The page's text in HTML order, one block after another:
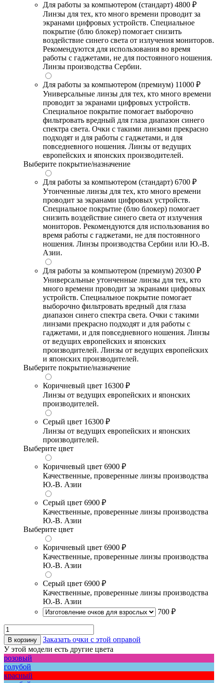
Для работы за компьютером (стандарт) 4800 ₽
Линзы для тех, кто много времени проводит за
экранами цифровых устройств. Специальное
покрытие (блю блокер) помогает снизить
воздействие синего света от излучения мониторов.
Рекомендуются для использования во время
работы с гаджетами, не для постоянного ношения.
Линзы производства Сербии.
Для работы за компьютером (премиум) 11000 ₽
Универсальные линзы для тех, кто много времени
проводит за экранами цифровых устройств.
Специальное покрытие помогает выборочно
фильтровать вредный для глаза диапазон синего
спектра света. Очки с такими линзами прекрасно
подходят и для работы с гаджетами, и для
повседневного ношения. Линзы от ведущих
европейских и японских производителей.
Выберите покрытие/назначение
Для работы за компьютером (стандарт) 6700 ₽
Утонченные линзы для тех, кто много времени
проводит за экранами цифровых устройств.
Специальное покрытие (блю блокер) помогает
снизить воздействие синего света от излучения
мониторов. Рекомендуются для использования во
время работы с гаджетами, не для постоянного
ношения. Линзы производства Сербии или Ю.-В.
Азии.
Для работы за компьютером (премиум) 20300 ₽
Универсальные утонченные линзы для тех, кто
много времени проводит за экранами цифровых
устройств. Специальное покрытие помогает
выборочно фильтровать вредный для глаза
диапазон синего спектра света. Очки с такими
линзами прекрасно подходят и для работы с
гаджетами, и для повседневного ношения. Линзы
от ведущих европейских и японских
производителей. Линзы от ведущих европейских
и японских производителей.
Выберите покрытие/назначение
Коричневый цвет 16300 ₽
Линзы от ведущих европейских и японских
производителей.
Серый цвет 16300 ₽
Линзы от ведущих европейских и японских
производителей.
Выберите цвет
Коричневый цвет 6900 ₽
Качественные, проверенные линзы производства
Ю.-В. Азии
Серый цвет 6900 ₽
Качественные, проверенные линзы производства
Ю.-В. Азии
Выберите цвет
Коричневый цвет 6900 ₽
Качественные, проверенные линзы производства
Ю.-В. Азии
Серый цвет 6900 ₽
Качественные, проверенные линзы производства
Ю.-В. Азии
700 ₽
В корзину
Заказать очки с этой оправой
У этой модели есть другие цвета
розовый
голубой
красный